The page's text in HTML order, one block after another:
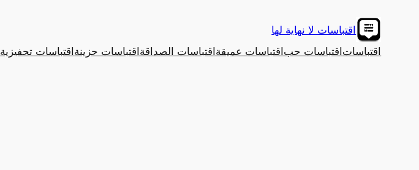
المحتوى
اقتباسات لا نهاية لها
اقتباسات اقتباسات حب اقتباسات عميقة اقتباسات الصداقة اقتباسات حزينة اقتباسات تحفيزية